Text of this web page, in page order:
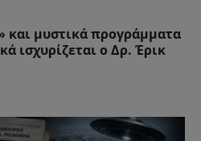
και μυστικά προγράμματα
ισχυρίζεται ο Δρ. Έρικ